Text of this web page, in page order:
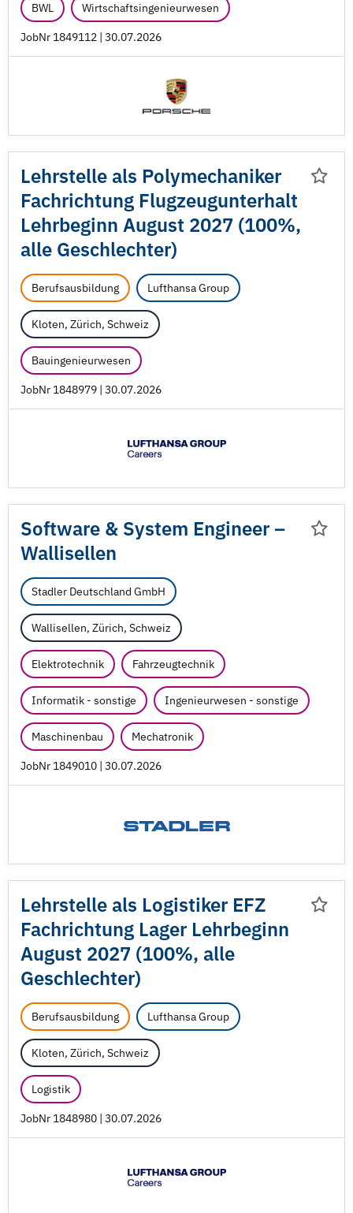
BWL Wirtschaftsingenieurwesen
JobNr 1849112 | 30.07.2026
Lehrstelle als Polymechaniker
Fachrichtung Flugzeugunterhalt
Lehrbeginn August 2027 (100%,
alle Geschlechter)
Berufsausbildung Lufthansa Group
Kloten, Zürich, Schweiz
Bauingenieurwesen
JobNr 1848979 | 30.07.2026
Software & System Engineer –
Wallisellen
Stadler Deutschland GmbH
Wallisellen, Zürich, Schweiz
Elektrotechnik Fahrzeugtechnik
Informatik - sonstige Ingenieurwesen - sonstige
Maschinenbau Mechatronik
JobNr 1849010 | 30.07.2026
Lehrstelle als Logistiker EFZ
Fachrichtung Lager Lehrbeginn
August 2027 (100%, alle
Geschlechter)
Berufsausbildung Lufthansa Group
Kloten, Zürich, Schweiz
Logistik
JobNr 1848980 | 30.07.2026